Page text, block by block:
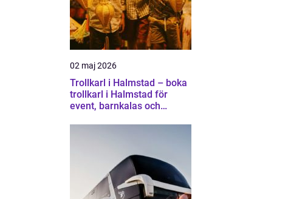
02 maj 2026
Trollkarl i Halmstad – boka
trollkarl i Halmstad för
event, barnkalas och